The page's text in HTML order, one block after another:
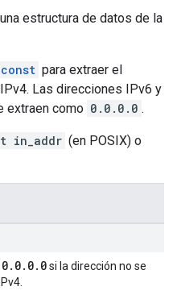
estructura de datos de la
para extraer el
Las direcciones IPv6 y
extraen como 0.0.0.0 .
in_addr (en POSIX) o
0.0.0.0si la dirección no se